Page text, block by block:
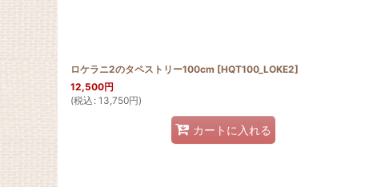
ロケラニ2のタペストリー100cm [HQT100_LOKE2]
12,500円
(税込 : 13,750円)
カートに入れる